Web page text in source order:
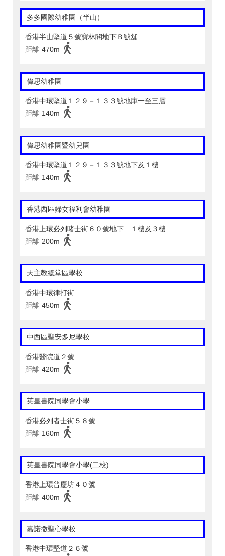
多多國際幼稚園（半山）
香港半山堅道５號寶林閣地下Ｂ號舖
距離 470m
偉思幼稚園
香港中環堅道１２９－１３３號地庫一至三層
距離 140m
偉思幼稚園暨幼兒園
香港中環堅道１２９－１３３號地下及１樓
距離 140m
香港西區婦女福利會幼稚園
香港上環必列啫士街６０號地下 １樓及３樓
距離 200m
天主教總堂區學校
香港中環律打街
距離 450m
中西區聖安多尼學校
香港醫院道２號
距離 420m
英皇書院同學會小學
香港必列者士街５８號
距離 160m
英皇書院同學會小學(二校)
香港上環普慶坊４０號
距離 400m
嘉諾撒聖心學校
香港中環堅道２６號